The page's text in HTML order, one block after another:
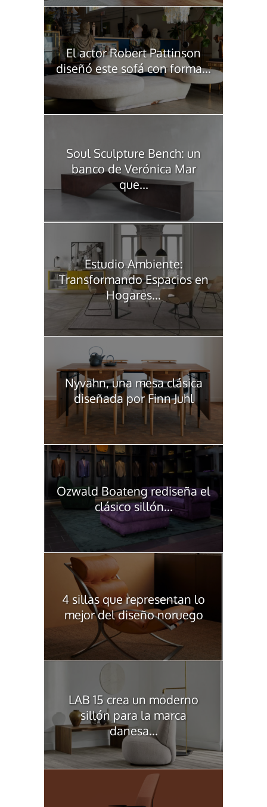
El actor Robert Pattinson
diseñó este sofá con forma...
Soul Sculpture Bench: un
banco de Verónica Mar
que...
Estudio Ambiente:
Transformando Espacios en
Hogares...
Nyvahn, una mesa clásica
diseñada por Finn Juhl
Ozwald Boateng rediseña el
clásico sillón...
4 sillas que representan lo
mejor del diseño noruego
LAB 15 crea un moderno
sillón para la marca
danesa...